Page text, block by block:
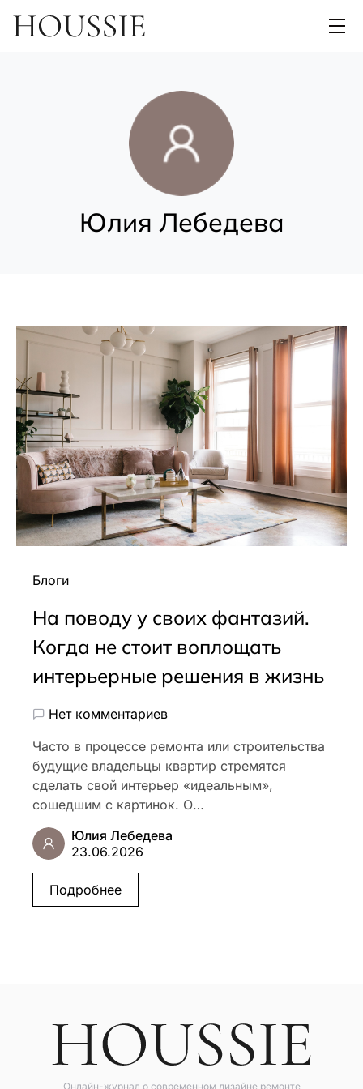
Юлия Лебедева
Блоги
На поводу у своих фантазий.
Когда не стоит воплощать
интерьерные решения в жизнь
Нет комментариев
Часто в процессе ремонта или строительства
будущие владельцы квартир стремятся
сделать свой интерьер «идеальным»,
сошедшим с картинок. О…
Юлия Лебедева
23.06.2026
Подробнее
Онлайн-журнал о современном дизайне ремонте